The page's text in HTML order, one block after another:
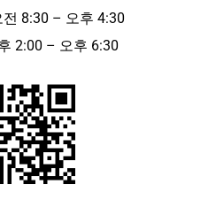
전 8:30 – 오후 4:30
2:00 – 오후 6:30